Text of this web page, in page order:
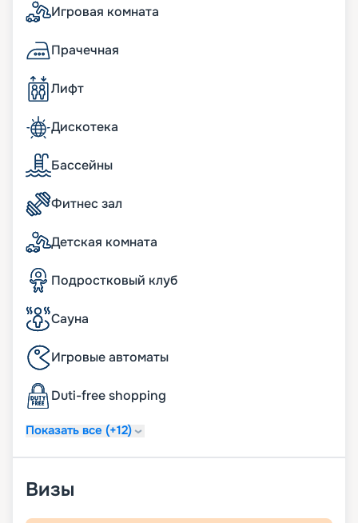
Панорамные окна; просторные террасы с
обеденной зоной и шезлонгами; кофемашина и
чайная станция; мини-бар, пополняемый по
потребностям гостей; пара биноклей; халаты и
тапочки в ванных комнатах; фен Dyson
гардеробные с туалетным столиком.
бесплатный Wi-Fi;
информационно-развлекательная система,
включая Smart TV, легкое подключение к
телефон с голосовой почтой;
беспроводная зарядная станция на
прикроватных тумбочках;
система индивидуального климат-контроля;
24 часа в сутки консьерж-служба;
24 часа в сутки обслуживание номеров «in-suite
24 часа в сутки батлер-сервис (действует для
резиденций);
24 часа в сутки услуги прачечной, глажки (может
взиматься дополнительная плата);
услугу подготовки сьюта ко сну;
услуга по чистке обуви.
Игровая комната
Прачечная
Лифт
Дискотека
Бассейны
Фитнес зал
Детская комната
Подростковый клуб
Сауна
Игровые автоматы
Duti-free shopping
Показать все (+12)
Визы